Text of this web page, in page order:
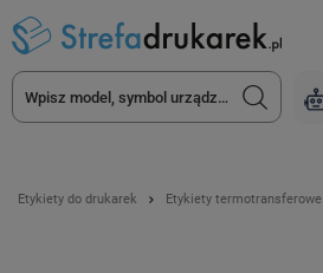
Etykiety do drukarek Etykiety termotransferowe